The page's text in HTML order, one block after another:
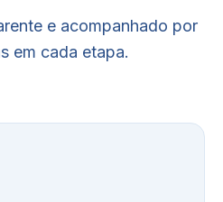
e acompanhado por
em cada etapa.